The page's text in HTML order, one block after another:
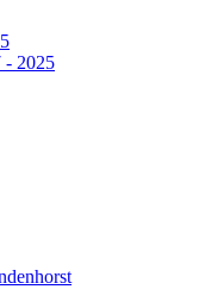
- 2025